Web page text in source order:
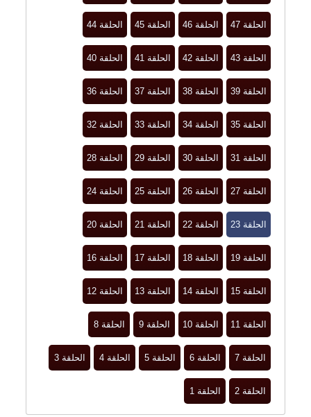
الحلقة 47 الحلقة 46 الحلقة 45 الحلقة 44
الحلقة 43 الحلقة 42 الحلقة 41 الحلقة 40
الحلقة 39 الحلقة 38 الحلقة 37 الحلقة 36
الحلقة 35 الحلقة 34 الحلقة 33 الحلقة 32
الحلقة 31 الحلقة 30 الحلقة 29 الحلقة 28
الحلقة 27 الحلقة 26 الحلقة 25 الحلقة 24
الحلقة 23 الحلقة 22 الحلقة 21 الحلقة 20
الحلقة 19 الحلقة 18 الحلقة 17 الحلقة 16
الحلقة 15 الحلقة 14 الحلقة 13 الحلقة 12
الحلقة 11 الحلقة 10 الحلقة 9 الحلقة 8
الحلقة 7 الحلقة 6 الحلقة 5 الحلقة 4 الحلقة 3
الحلقة 2 الحلقة 1